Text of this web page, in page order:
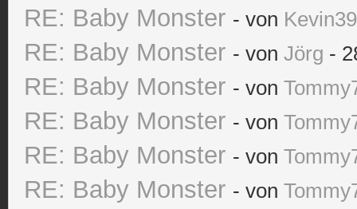
RE: Baby Monster - von
RE: Baby Monster - von Jörg -
RE: Baby Monster - von
RE: Baby Monster - von
RE: Baby Monster - von
RE: Baby Monster - von